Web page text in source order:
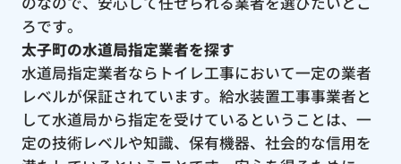
ろです。
太子町の水道局指定業者を探す
水道局指定業者ならトイレ工事において一定の業者
レベルが保証されています。給水装置工事事業者と
して水道局から指定を受けているということは、一
定の技術レベルや知識、保有機器、社会的な信用を